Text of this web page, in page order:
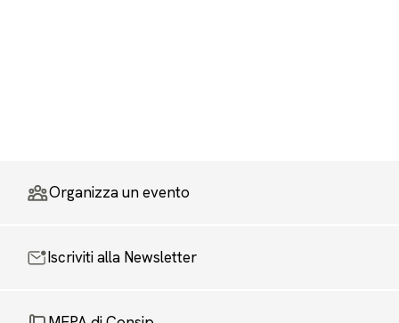
Organizza un evento
Iscriviti alla Newsletter